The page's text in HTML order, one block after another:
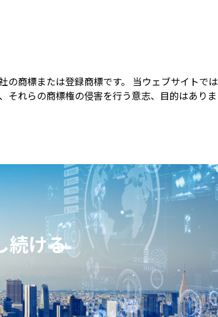
商標または登録商標です。 当ウェブサイトでは
それらの商標権の侵害を行う意志、目的はありま
続ける